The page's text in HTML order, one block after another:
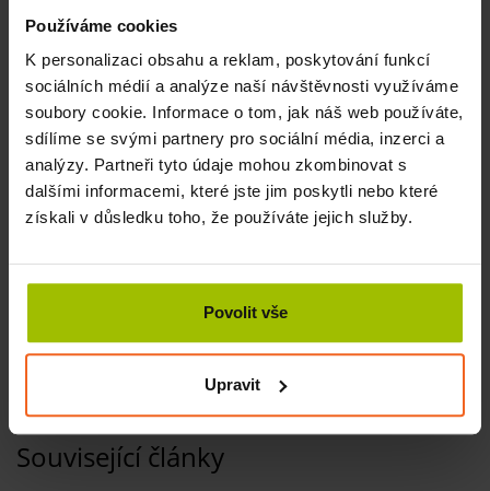
Používáme cookies
K personalizaci obsahu a reklam, poskytování funkcí
sociálních médií a analýze naší návštěvnosti využíváme
soubory cookie. Informace o tom, jak náš web používáte,
sdílíme se svými partnery pro sociální média, inzerci a
analýzy. Partneři tyto údaje mohou zkombinovat s
dalšími informacemi, které jste jim poskytli nebo které
získali v důsledku toho, že používáte jejich služby.
Povolit vše
Upravit
počítadla. Švihadlo umožňuje také tzv. obrácený chod, díky
v opačném směru.
Související produkty
Podložka na cvičení Profi, 190 x 80 x 1,5 cm,
antracit
2340 Kč Více
Tatami 20 mm COMPETITION standart, 100 x
100 x 2 cm, černá/šedá
1250 Kč
Související články